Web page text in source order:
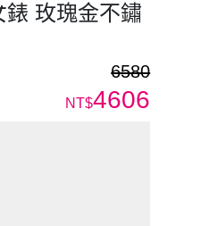
錶 玫瑰金不鏽
6580
NT$4606